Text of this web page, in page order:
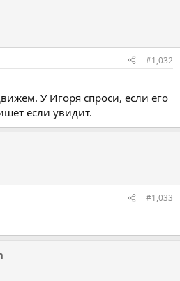
#1,032
У Игоря спроси, если его
если увидит.
#1,033